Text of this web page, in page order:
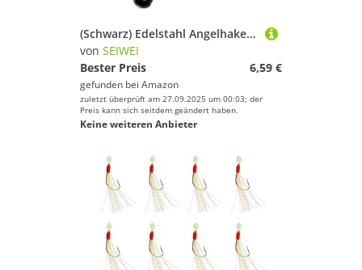
(Schwarz) Edelstahl Angelhaken Entferner Detacher, sicher und verletzungsfrei, schnelle Entfernung Unhooking Tool, Disgorger für Angelhaken, schnelle Entkopplung, 1 Stück, Angeln Zubehör
von SEIWEI
Bester Preis
6,59 €
gefunden bei Amazon
zuletzt überprüft am 27.09.2025 um 00:03; der
Preis kann sich seitdem geändert haben.
Keine weiteren Anbieter